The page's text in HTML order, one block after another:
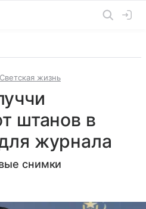
Светская жизнь
штанов в
журнала
снимки